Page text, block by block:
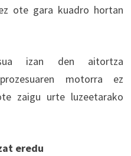
ote gara kuadro hortan
izan den aitortza
motorra ez
zaigu urte luzeetarako
eredu